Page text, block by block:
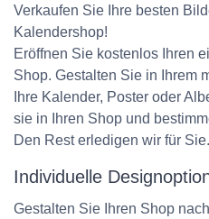
Verkaufen Sie Ihre besten
Kalendershop!
Eröffnen Sie kostenlos Ihren
Shop. Gestalten Sie in Ihrem
Ihre Kalender, Poster oder
sie in Ihren Shop und
Den Rest erledigen wir für
Individuelle
Gestalten Sie Ihren Shop